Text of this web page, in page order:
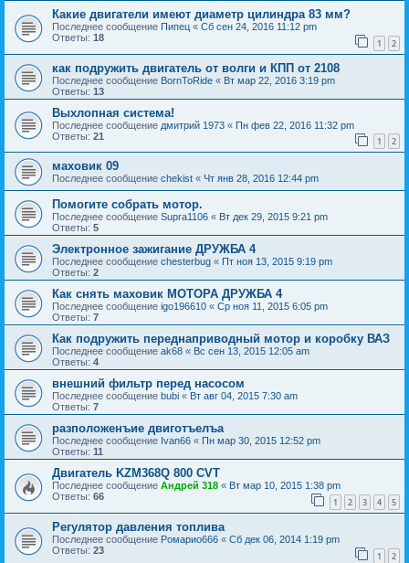
Какие двигатели имеют диаметр цилиндра 83 мм?
Последнее сообщение Пипец « Сб сен 24, 2016 11:12 pm
Ответы: 18 1 2
как подружить двигатель от волги и КПП от 2108
Последнее сообщение BornToRide « Вт мар 22, 2016 3:19 pm
Ответы: 13
Выхлопная система!
Последнее сообщение дмитрий 1973 « Пн фев 22, 2016 11:32 pm
Ответы: 21 1 2
маховик 09
Последнее сообщение chekist « Чт янв 28, 2016 12:44 pm
Помогите собрать мотор.
Последнее сообщение Supra1106 « Вт дек 29, 2015 9:21 pm
Ответы: 5
Электронное зажигание ДРУЖБА 4
Последнее сообщение chesterbug « Пт ноя 13, 2015 9:19 pm
Ответы: 2
Как снять маховик МОТОРА ДРУЖБА 4
Последнее сообщение igo196610 « Ср ноя 11, 2015 6:05 pm
Ответы: 7
Как подружить переднаприводный мотор и коробку ВАЗ
Последнее сообщение ak68 « Вс сен 13, 2015 12:05 am
Ответы: 4
внешний фильтр перед насосом
Последнее сообщение bubi « Вт авг 04, 2015 7:30 am
Ответы: 7
разположенъие двиготъелъа
Последнее сообщение Ivan66 « Пн мар 30, 2015 12:52 pm
Ответы: 11
Двигатель KZM368Q 800 CVT
Последнее сообщение Андрей 318 « Вт мар 10, 2015 1:38 pm
Ответы: 66 1 2 3 4 5
Регулятор давления топлива
Последнее сообщение Ромарио666 « Сб дек 06, 2014 1:19 pm
Ответы: 23 1 2